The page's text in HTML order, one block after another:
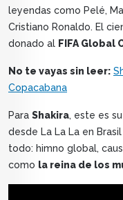
leyendas como Pelé,
Cristiano Ronaldo. El
donado al FIFA Global
No te vayas sin leer:
Copacabana
Para Shakira, este es
desde La La La en
todo: himno global,
como la reina de los